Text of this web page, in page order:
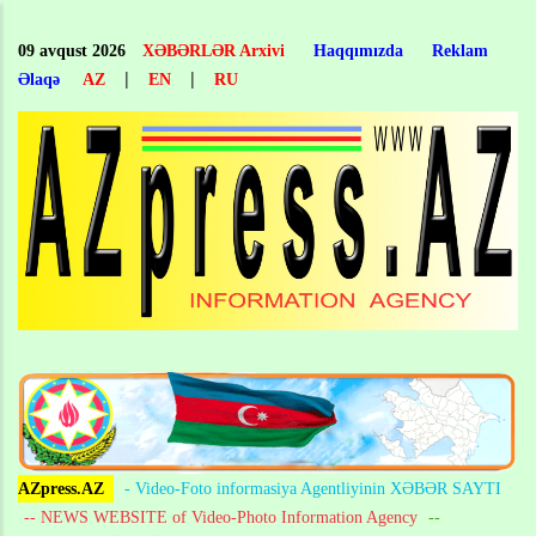
main
content
09 avqust 2026 XƏBƏRLƏR Arxivi Haqqımızda
Reklam
Əlaqə
AZ | EN | RU
AZpress.AZ
- Video-Foto informasiya Agentliyinin XƏBƏR SAYTI
-- NEWS WEBSITE of Video-Photo Information Agency --